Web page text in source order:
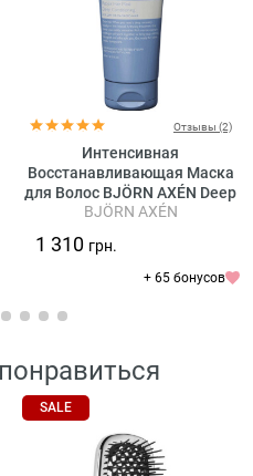
Отзывы (2)
Интенсивная
Восстанавливающая Маска
для Волос BJÖRN AXÉN Deep
Conditioning Repair Hair Mask
BJÖRN AXÉN
1 310 грн.
+ 65 бонусов
SALE